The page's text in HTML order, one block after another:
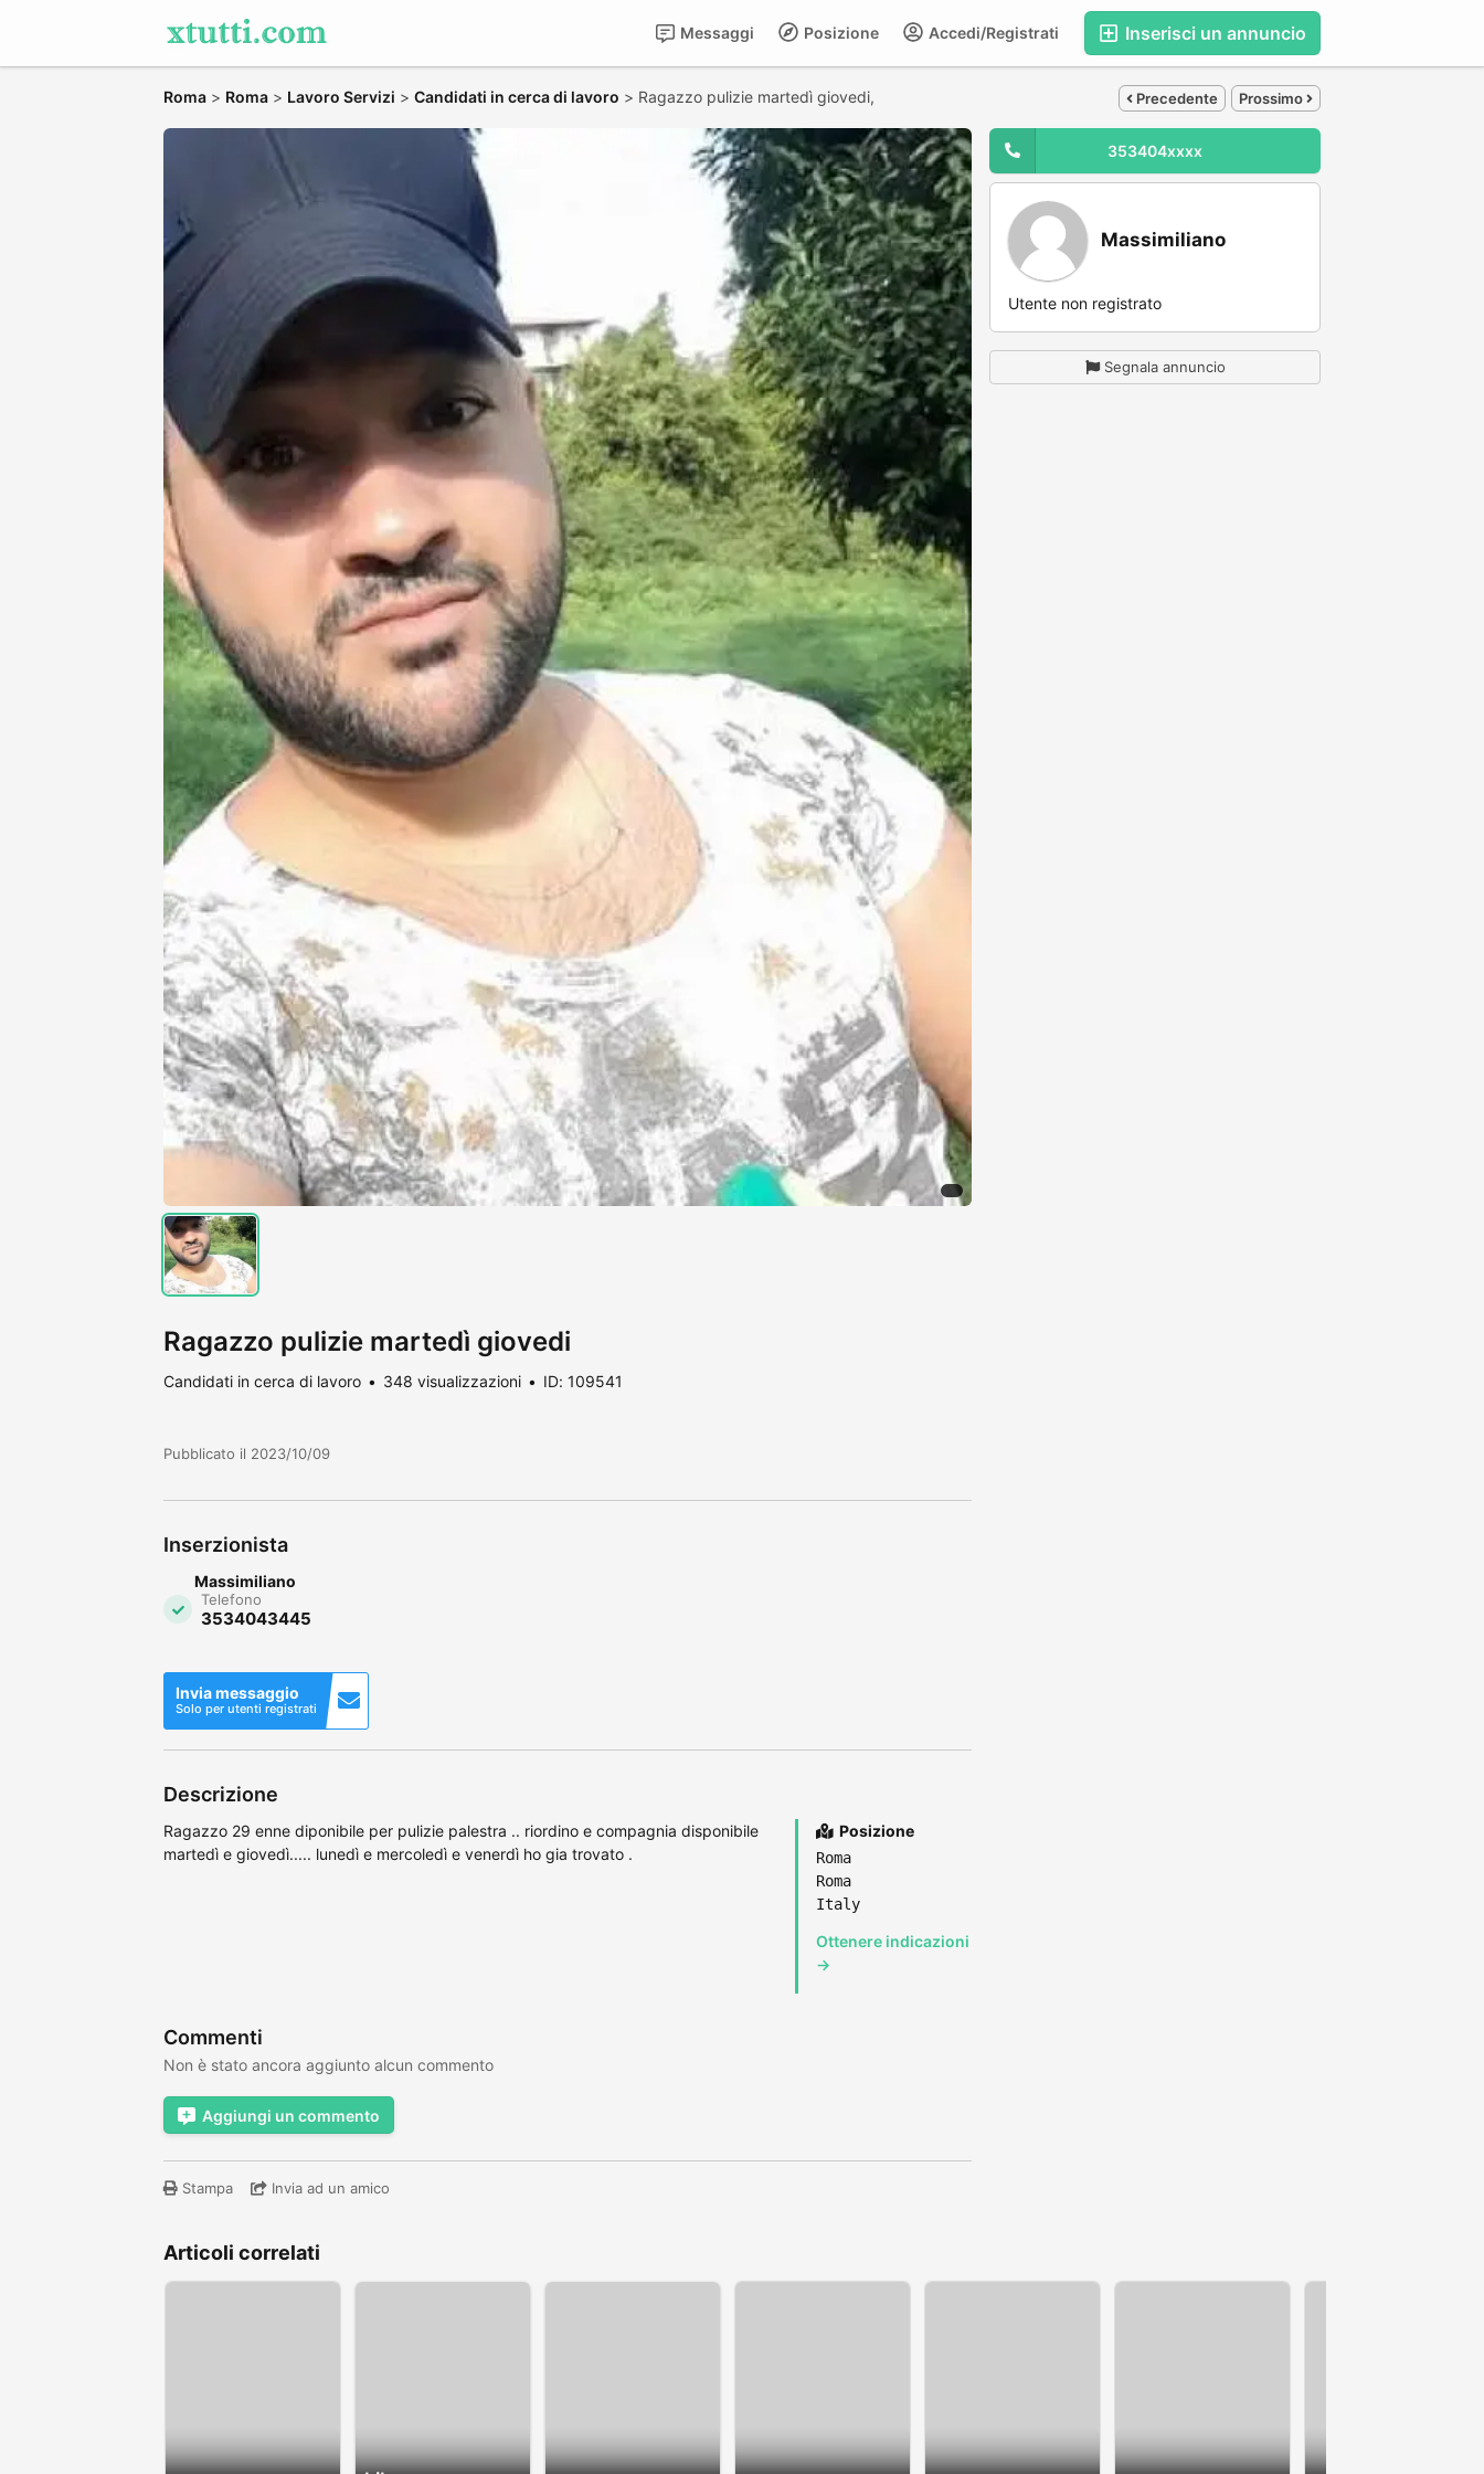
Inserisci un annuncio
Accedi/Registrati
Posizione
Messaggi
Roma > Roma > Lavoro Servizi > Candidati in cerca di lavoro > Ragazzo pulizie martedì giovedi, Precedente Prossimo
Ragazzo pulizie martedì giovedi
Candidati in cerca di lavoro 348 visualizzazioni ID: 109541
Pubblicato il 2023/10/09
Inserzionista
Massimiliano
Telefono
3534043445
Invia messaggio
Solo per utenti registrati
Descrizione
Ragazzo 29 enne diponibile per pulizie palestra .. riordino e compagnia disponibile
martedì e giovedì..... lunedì e mercoledì e venerdì ho gia trovato .
Posizione
Roma
Roma
Italy
Ottenere indicazioni
→
Commenti
Non è stato ancora aggiunto alcun commento
Aggiungi un commento
Stampa Invia ad un amico
353404xxxx
Massimiliano
Utente non registrato
Segnala annuncio
Articoli correlati